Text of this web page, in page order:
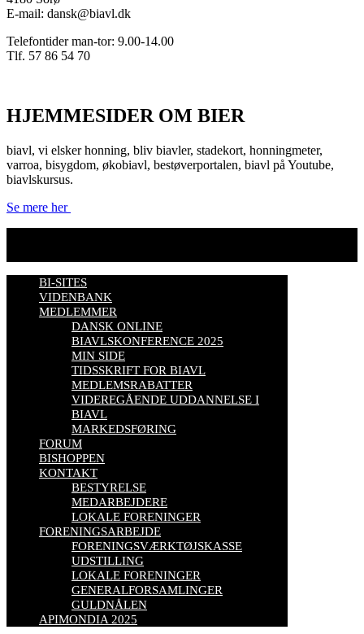
E-mail: dansk@biavl.dk
Telefontider man-tor: 9.00-14.00
Tlf. 57 86 54 70
HJEMMESIDER OM BIER
biavl, vi elsker honning, bliv biavler, stadekort, honningmeter,
varroa, bisygdom, økobiavl, bestøverportalen, biavl på Youtube,
biavlskursus.
Se mere her
BI-SITES
VIDENBANK
MEDLEMMER
DANSK ONLINE
BIAVLSKONFERENCE 2025
MIN SIDE
TIDSSKRIFT FOR BIAVL
MEDLEMSRABATTER
VIDEREGÅENDE UDDANNELSE I
BIAVL
MARKEDSFØRING
FORUM
BISHOPPEN
KONTAKT
BESTYRELSE
MEDARBEJDERE
LOKALE FORENINGER
FORENINGSARBEJDE
FORENINGSVÆRKTØJSKASSE
UDSTILLING
LOKALE FORENINGER
GENERALFORSAMLINGER
GULDNÅLEN
APIMONDIA 2025